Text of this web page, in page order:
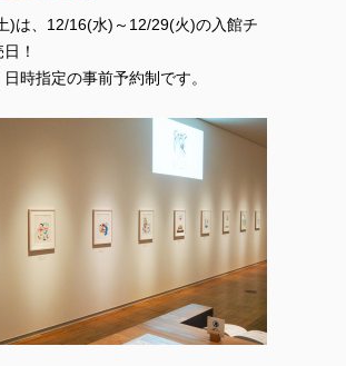
)は、12/16(水)～12/29(火)の入館チ
！
時指定の事前予約制です。